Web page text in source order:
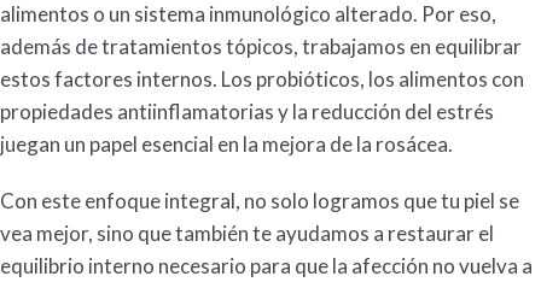
alimentos o un sistema inmunológico alterado. Por eso,
además de tratamientos tópicos, trabajamos en equilibrar
estos factores internos. Los probióticos, los alimentos con
propiedades antiinflamatorias y la reducción del estrés
juegan un papel esencial en la mejora de la rosácea.
Con este enfoque integral, no solo logramos que tu piel se
vea mejor, sino que también te ayudamos a restaurar el
equilibrio interno necesario para que la afección no vuelva a